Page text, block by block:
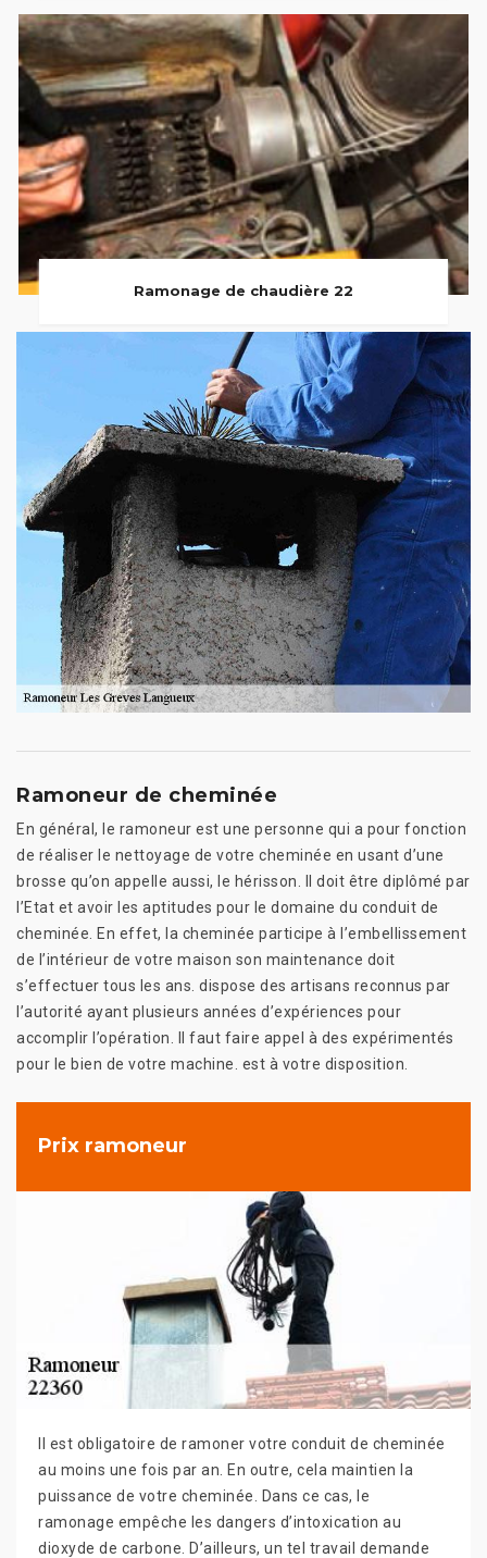
Ramonage de chaudière 22
Ramoneur de cheminée
En général, le ramoneur est une personne qui a pour fonction
de réaliser le nettoyage de votre cheminée en usant d’une
brosse qu’on appelle aussi, le hérisson. Il doit être diplômé par
l’Etat et avoir les aptitudes pour le domaine du conduit de
cheminée. En effet, la cheminée participe à l’embellissement
de l’intérieur de votre maison son maintenance doit
s’effectuer tous les ans. dispose des artisans reconnus par
l’autorité ayant plusieurs années d’expériences pour
accomplir l’opération. Il faut faire appel à des expérimentés
pour le bien de votre machine. est à votre disposition.
Prix ramoneur
Il est obligatoire de ramoner votre conduit de cheminée
au moins une fois par an. En outre, cela maintien la
puissance de votre cheminée. Dans ce cas, le
ramonage empêche les dangers d’intoxication au
dioxyde de carbone. D’ailleurs, un tel travail demande